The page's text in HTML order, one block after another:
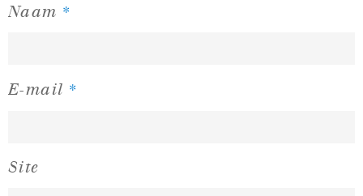
Naam *
E-mail *
Site